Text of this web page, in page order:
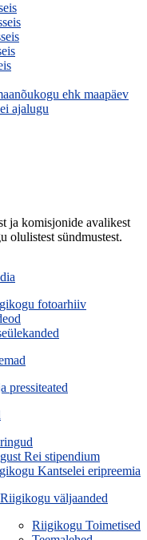
ehk maapäev
ajalugu
ja komisjonide avalikest
olulistest sündmustest.
fotoarhiiv
pressiteated
Rei stipendium
Kantselei eripreemia
Riigikogu väljaanded
Riigikogu Toimetised